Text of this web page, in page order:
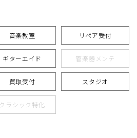
音楽教室 リペア受付
ギターエイド 管楽器メンテ
買取受付 スタジオ
クラシック特化